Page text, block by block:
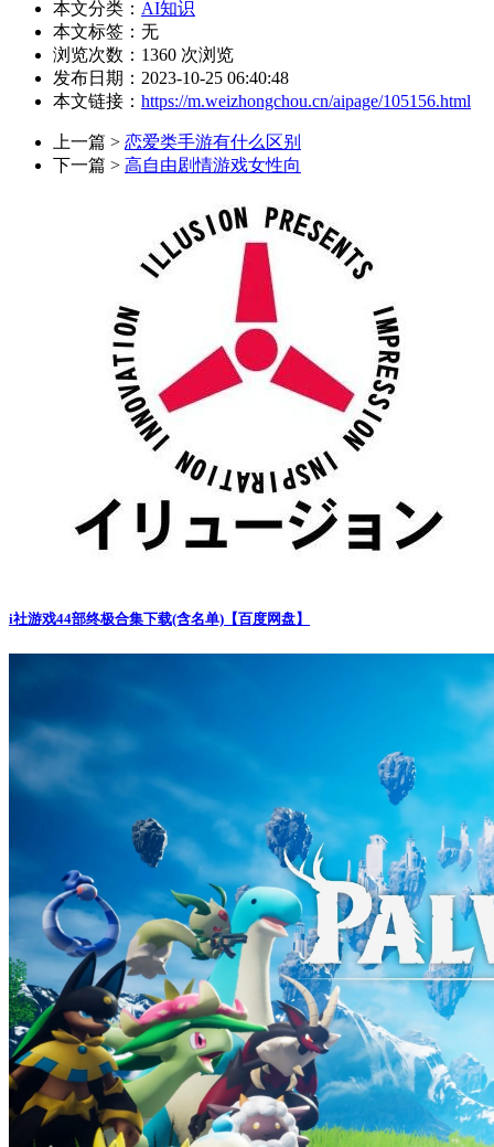
本文分类： AI知识
本文标签：无
浏览次数： 1360 次浏览
发布日期：2023-10-25 06:40:48
本文链接： https://m.weizhongchou.cn/aipage/105156.html
上一篇 > 恋爱类手游有什么区别
下一篇 > 高自由剧情游戏女性向
i社游戏44部终极合集下载(含名单)【百度网盘】